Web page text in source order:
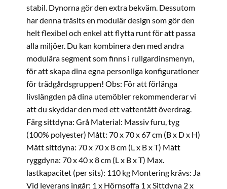
stabil. Dynorna gör den extra bekväm. Dessutom
har denna träsits en modulär design som gör den
helt flexibel och enkel att flytta runt för att passa
alla miljöer. Du kan kombinera den med andra
modulära segment som finns i rullgardinsmenyn,
för att skapa dina egna personliga konfigurationer
för trädgårdsgruppen! Obs: För att förlänga
livslängden på dina utemöbler rekommenderar vi
att du skyddar den med ett vattentätt överdrag.
Färg sittdyna: Grå Material: Massiv furu, tyg
(100% polyester) Mått: 70 x 70 x 67 cm (B x D x H)
Mått sittdyna: 70 x 70 x 8 cm (L x B x T) Mått
ryggdyna: 70 x 40 x 8 cm (L x B x T) Max.
lastkapacitet (per sits): 110 kg Montering krävs: Ja
Vid leverans ingår: 1 x Hörnsoffa 1 x Sittdyna 2 x